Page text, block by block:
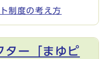
制度の考え方
ター「まゆピ